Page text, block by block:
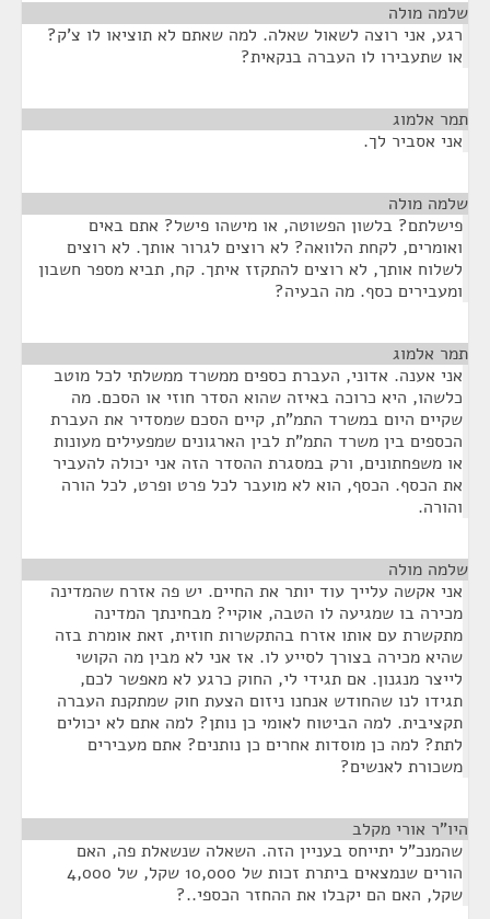
שלמה מולה
רגע, אני רוצה לשאול שאלה. למה שאתם לא תוציאו לו צ'ק?
או שתעבירו לו העברה בנקאית?
תמר אלמוג
אני אסביר לך.
שלמה מולה
פישלתם? בלשון הפשוטה, או מישהו פישל? אתם באים
ואומרים, לקחת הלוואה? לא רוצים לגרור אותך. לא רוצים
לשלוח אותך, לא רוצים להתקזז איתך. קח, תביא מספר חשבון
ומעבירים כסף. מה הבעיה?
תמר אלמוג
אני אענה. אדוני, העברת כספים ממשרד ממשלתי לכל מוטב
כלשהו, היא כרוכה באיזה שהוא הסדר חוזי או הסכם. מה
שקיים היום במשרד התמ"ת, קיים הסכם שמסדיר את העברת
הכספים בין משרד התמ"ת לבין הארגונים שמפעילים מעונות
או משפחתונים, ורק במסגרת ההסדר הזה אני יכולה להעביר
את הכסף. הכסף, הוא לא מועבר לכל פרט ופרט, לכל הורה
והורה.
שלמה מולה
אני אקשה עלייך עוד יותר את החיים. יש פה אזרח שהמדינה
מכירה בו שמגיעה לו הטבה, אוקיי? מבחינתך המדינה
מתקשרת עם אותו אזרח בהתקשרות חוזית, זאת אומרת בזה
שהיא מכירה בצורך לסייע לו. אז אני לא מבין מה הקושי
לייצר מנגנון. אם תגידי לי, החוק כרגע לא מאפשר לכם,
תגידו לנו שהחודש אנחנו ניזום הצעת חוק שמתקנת העברה
תקציבית. למה הביטוח לאומי כן נותן? למה אתם לא יכולים
לתת? למה כן מוסדות אחרים כן נותנים? אתם מעבירים
משכורת לאנשים?
היו"ר אורי מקלב
שהמנכ"ל יתייחס בעניין הזה. השאלה שנשאלת פה, האם
הורים שנמצאים ביתרת זכות של 10,000 שקל, של 4,000
שקל, האם הם יקבלו את ההחזר הכספי..?